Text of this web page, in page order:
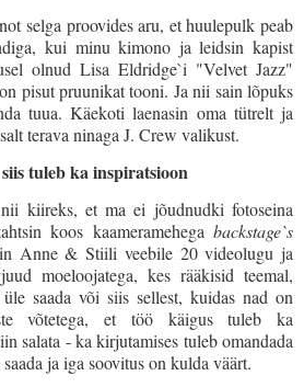
selga proovides aru, et huulepulk peab
kui minu kimono ja leidsin kapist
olnud Lisa Eldridge`i "Velvet Jazz"
pisut pruunikat tooni. Ja nii sain lõpuks
tuua. Käekoti laenasin oma tütrelt ja
terava ninaga J. Crew valikust.
tuleb ka inspiratsioon
kiireks, et ma ei jõudnudki fotoseina
koos kaameramehega backstage`s
Anne & Stiili veebile 20 videolugu ja
moeloojatega, kes rääkisid teemal,
saada või siis sellest, kuidas nad on
võtetega, et töö käigus tuleb ka
salata - ka kirjutamises tuleb omandada
ja iga soovitus on kulda väärt.